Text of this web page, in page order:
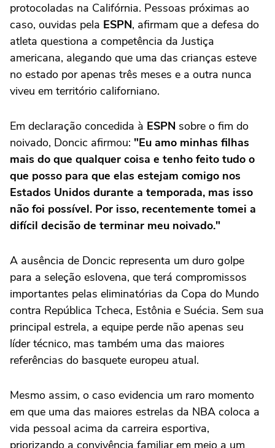
protocoladas na Califórnia. Pessoas próximas ao
caso, ouvidas pela ESPN, afirmam que a defesa do
atleta questiona a competência da Justiça
americana, alegando que uma das crianças esteve
no estado por apenas três meses e a outra nunca
viveu em território californiano.
Em declaração concedida à ESPN sobre o fim do
noivado, Doncic afirmou: "Eu amo minhas filhas
mais do que qualquer coisa e tenho feito tudo o
que posso para que elas estejam comigo nos
Estados Unidos durante a temporada, mas isso
não foi possível. Por isso, recentemente tomei a
difícil decisão de terminar meu noivado."
A ausência de Doncic representa um duro golpe
para a seleção eslovena, que terá compromissos
importantes pelas eliminatórias da Copa do Mundo
contra República Tcheca, Estônia e Suécia. Sem sua
principal estrela, a equipe perde não apenas seu
líder técnico, mas também uma das maiores
referências do basquete europeu atual.
Mesmo assim, o caso evidencia um raro momento
em que uma das maiores estrelas da NBA coloca a
vida pessoal acima da carreira esportiva,